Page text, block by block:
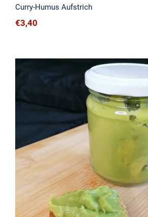
Curry-Humus Aufstrich
€3,40
Avocado Aufstrich